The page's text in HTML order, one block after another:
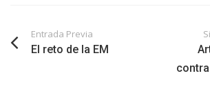
Entrada Previa
El reto de la EM